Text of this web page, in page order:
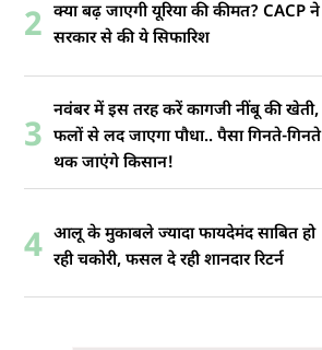
2 क्या बढ़ जाएगी यूरिया की कीमत? CACP ने
सरकार से की ये सिफारिश
3
नवंबर में इस तरह करें कागजी नींबू की खेती,
फलों से लद जाएगा पौधा.. पैसा गिनते-गिनते
थक जाएंगे किसान!
4 आलू के मुकाबले ज्यादा फायदेमंद साबित हो
रही चकोरी, फसल दे रही शानदार रिटर्न